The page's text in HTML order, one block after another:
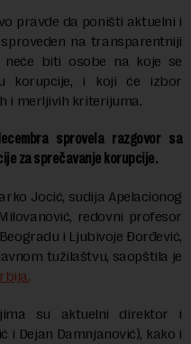
pravde da poništi aktuelni i
na transparentniji
biti osobe na koje se
korupcije, i koji će izbor
i merljivih kriterijuma.
sprovela razgovor sa
za sprečavanje korupcije.
Jocić, sudija Apelacionog
redovni profesor
i Ljubivoje Đorđević,
tužilaštvu, saopštila je
su aktuelni direktor i
i Dejan Damnjanović), kako i